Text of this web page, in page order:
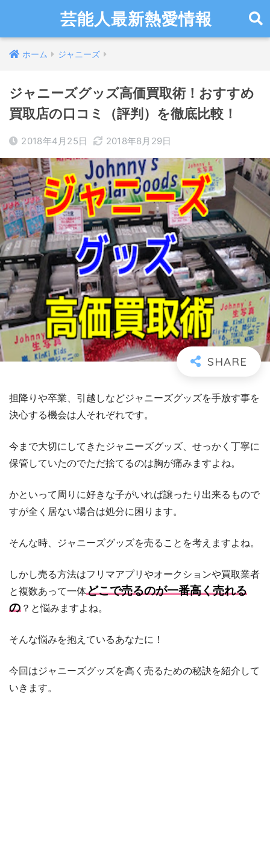
芸能人最新熱愛情報
ホーム ジャニーズ
ジャニーズグッズ高価買取術！おすすめ
買取店の口コミ（評判）を徹底比較！
2018年4月25日 2018年8月29日
担降りや卒業、引越しなどジャニーズグッズを手放す事を
決心する機会は人それぞれです。
今まで大切にしてきたジャニーズグッズ、せっかく丁寧に
保管していたのでただ捨てるのは胸が痛みますよね。
かといって周りに好きな子がいれば譲ったり出来るもので
すが全く居ない場合は処分に困ります。
そんな時、ジャニーズグッズを売ることを考えますよね。
しかし売る方法はフリマアプリやオークションや買取業者
と複数あって一体どこで売るのが一番高く売れる
の ？と悩みますよね。
そんな悩みを抱えているあなたに！
今回はジャニーズグッズを高く売るための秘訣を紹介して
いきます。